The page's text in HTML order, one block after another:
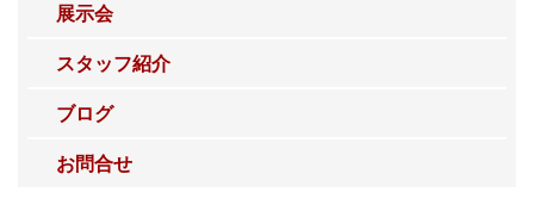
展示会
スタッフ紹介
ブログ
お問合せ